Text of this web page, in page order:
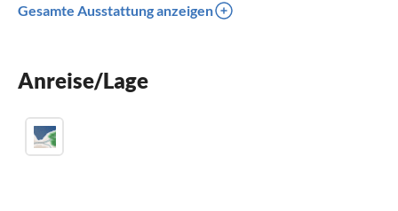
Gesamte Ausstattung anzeigen
Anreise/Lage